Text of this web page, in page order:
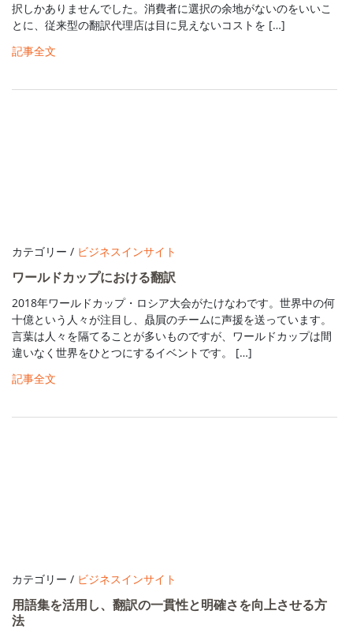
択しかありませんでした。消費者に選択の余地がないのをいいこ
とに、従来型の翻訳代理店は目に見えないコストを […]
記事全文
カテゴリー / ビジネスインサイト
ワールドカップにおける翻訳
2018年ワールドカップ・ロシア大会がたけなわです。世界中の何
十億という人々が注目し、贔屓のチームに声援を送っています。
言葉は人々を隔てることが多いものですが、ワールドカップは間
違いなく世界をひとつにするイベントです。 […]
記事全文
カテゴリー / ビジネスインサイト
用語集を活用し、翻訳の一貫性と明確さを向上させる方
法